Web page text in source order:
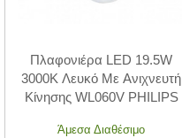
Πλαφονιέρα LED 19.5W
3000Κ Λευκό Με Ανιχνευτή
Κίνησης WL060V PHILIPS
Άμεσα Διαθέσιμο